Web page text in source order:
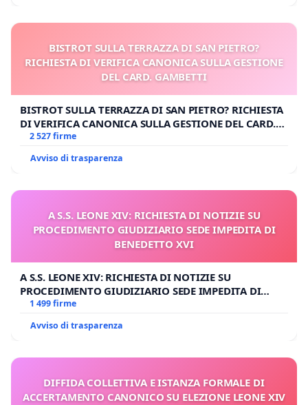
BISTROT SULLA TERRAZZA DI SAN PIETRO?
RICHIESTA DI VERIFICA CANONICA SULLA GESTIONE
DEL CARD. GAMBETTI
BISTROT SULLA TERRAZZA DI SAN PIETRO? RICHIESTA
DI VERIFICA CANONICA SULLA GESTIONE DEL CARD.
GAMBETTI
2 527 firme
Avviso di trasparenza
A S.S. LEONE XIV: RICHIESTA DI NOTIZIE SU
PROCEDIMENTO GIUDIZIARIO SEDE IMPEDITA DI
BENEDETTO XVI
A S.S. LEONE XIV: RICHIESTA DI NOTIZIE SU
PROCEDIMENTO GIUDIZIARIO SEDE IMPEDITA DI
BENEDETTO XVI
1 499 firme
Avviso di trasparenza
DIFFIDA COLLETTIVA E ISTANZA FORMALE DI
ACCERTAMENTO CANONICO SU ELEZIONE LEONE XIV